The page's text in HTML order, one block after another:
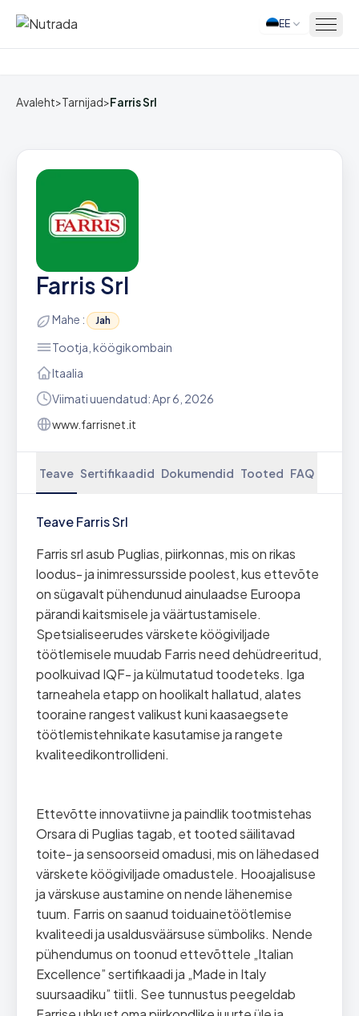
Avaleht EE
Avaleht>Tarnijad>Farris Srl
Farris Srl
Mahe : Jah
Tootja, köögikombain
Itaalia
Viimati uuendatud: Apr 6, 2026
www.farrisnet.it
Teave Sertifikaadid Dokumendid Tooted FAQ
Teave Farris Srl
Farris srl asub Puglias, piirkonnas, mis on rikas
loodus- ja inimressursside poolest, kus ettevõte
on sügavalt pühendunud ainulaadse Euroopa
pärandi kaitsmisele ja väärtustamisele.
Spetsialiseerudes värskete köögiviljade
töötlemisele muudab Farris need dehüdreeritud,
poolkuivad IQF- ja külmutatud toodeteks. Iga
tarneahela etapp on hoolikalt hallatud, alates
tooraine rangest valikust kuni kaasaegsete
töötlemistehnikate kasutamise ja rangete
kvaliteedikontrollideni.
Ettevõtte innovatiivne ja paindlik tootmistehas
Orsara di Puglias tagab, et tooted säilitavad
toite- ja sensoorseid omadusi, mis on lähedased
värskete köögiviljade omadustele. Hooajalisuse
ja värskuse austamine on nende lähenemise
tuum. Farris on saanud toiduainetöötlemise
kvaliteedi ja usaldusväärsuse sümboliks. Nende
pühendumus on toonud ettevõttele „Italian
Excellence” sertifikaadi ja „Made in Italy
suursaadiku” tiitli. See tunnustus peegeldab